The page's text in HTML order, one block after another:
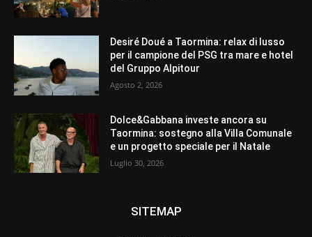
Desiré Doué a Taormina: relax di lusso
per il campione del PSG tra mare e hotel
del Gruppo Alpitour
Agosto 2, 2026
Dolce&Gabbana investe ancora su
Taormina: sostegno alla Villa Comunale
e un progetto speciale per il Natale
Luglio 30, 2026
SITEMAP